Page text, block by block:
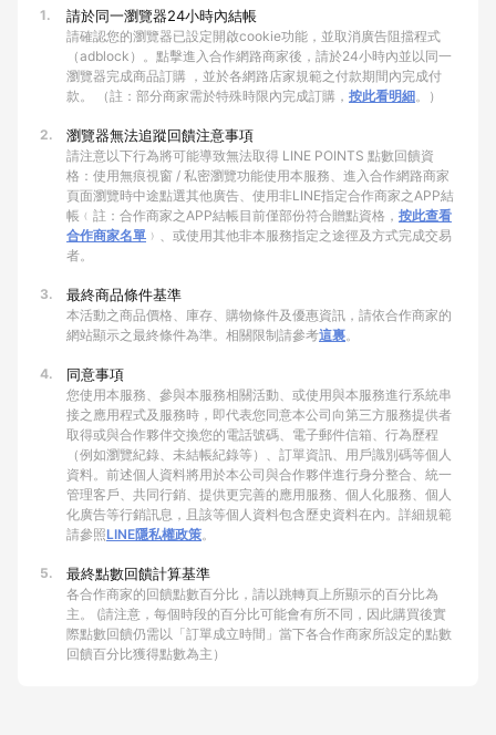
1. 請於同一瀏覽器24小時內結帳
請確認您的瀏覽器已設定開啟cookie功能，並取消廣告阻擋程式
（adblock）。點擊進入合作網路商家後，請於24小時內並以同一
瀏覽器完成商品訂購 ，並於各網路店家規範之付款期間內完成付
款。 （註：部分商家需於特殊時限內完成訂購， 按此看明細。）
2. 瀏覽器無法追蹤回饋注意事項
請注意以下行為將可能導致無法取得 LINE POINTS 點數回饋資
格：使用無痕視窗 / 私密瀏覽功能使用本服務、進入合作網路商家
頁面瀏覽時中途點選其他廣告、使用非LINE指定合作商家之APP結
帳﹙註：合作商家之APP結帳目前僅部份符合贈點資格， 按此查看
合作商家名單 ﹚、或使用其他非本服務指定之途徑及方式完成交易
者。
3. 最終商品條件基準
本活動之商品價格、庫存、購物條件及優惠資訊，請依合作商家的
網站顯示之最終條件為準。相關限制請參考這裏。
4. 同意事項
您使用本服務、參與本服務相關活動、或使用與本服務進行系統串
接之應用程式及服務時，即代表您同意本公司向第三方服務提供者
取得或與合作夥伴交換您的電話號碼、電子郵件信箱、行為歷程
（例如瀏覽紀錄、未結帳紀錄等）、訂單資訊、用戶識別碼等個人
資料。前述個人資料將用於本公司與合作夥伴進行身分整合、統一
管理客戶、共同行銷、提供更完善的應用服務、個人化服務、個人
化廣告等行銷訊息，且該等個人資料包含歷史資料在內。詳細規範
請參照LINE隱私權政策。
5. 最終點數回饋計算基準
各合作商家的回饋點數百分比，請以跳轉頁上所顯示的百分比為
主。 (請注意，每個時段的百分比可能會有所不同，因此購買後實
際點數回饋仍需以「訂單成立時間」當下各合作商家所設定的點數
回饋百分比獲得點數為主）